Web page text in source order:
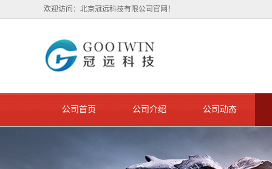
欢迎访问：北京冠远科技有限公司官网！
公司首页 公司介绍 公司动态